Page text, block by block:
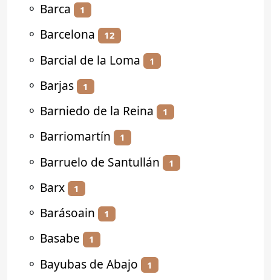
⚬ Barca 1
⚬ Barcelona 12
⚬ Barcial de la Loma 1
⚬ Barjas 1
⚬ Barniedo de la Reina 1
⚬ Barriomartín 1
⚬ Barruelo de Santullán 1
⚬ Barx 1
⚬ Barásoain 1
⚬ Basabe 1
⚬ Bayubas de Abajo 1